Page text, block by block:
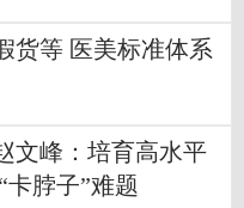
货等 医美标准体系
文峰：培育高水平
卡脖子”难题